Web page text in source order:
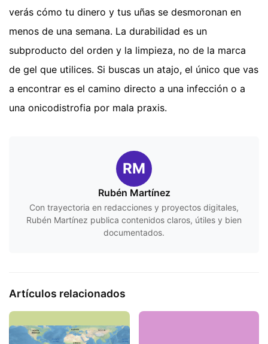
verás cómo tu dinero y tus uñas se desmoronan en
menos de una semana. La durabilidad es un
subproducto del orden y la limpieza, no de la marca
de gel que utilices. Si buscas un atajo, el único que vas
a encontrar es el camino directo a una infección o a
una onicodistrofia por mala praxis.
RM
Rubén Martínez
Con trayectoria en redacciones y proyectos digitales,
Rubén Martínez publica contenidos claros, útiles y bien
documentados.
Artículos relacionados